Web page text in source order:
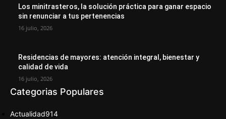
Los minitrasteros, la solución práctica para ganar espacio
sin renunciar a tus pertenencias
16 julio, 2026
Residencias de mayores: atención integral, bienestar y
calidad de vida
16 julio, 2026
Categorias Populares
Actualidad914